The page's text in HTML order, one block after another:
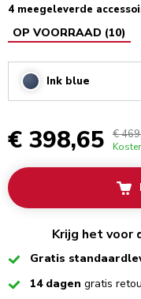
4 meegeleverde
OP VOORRAAD (10)
Ink blue
€ 398,65 €
Krijg het voor
Checked
Gratis
Checked14 dagen gratis